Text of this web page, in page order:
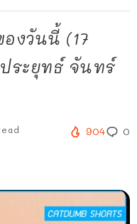
องวันนี้ (17
ระยุทธ์ จันทร์
904 0